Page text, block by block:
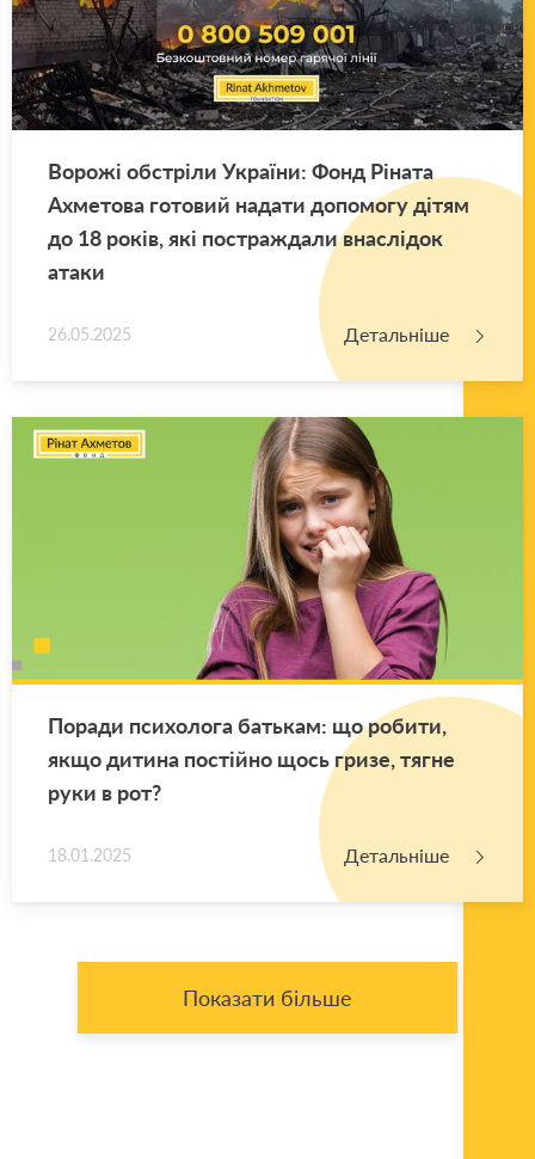
Во­ро­жі об­стрі­ли Укра­ї­ни: Фонд Рі­на­та
Ахме­то­ва го­то­вий на­да­ти до­по­мо­гу дітям
до 18 років, які по­стра­жда­ли вна­слі­док
атаки
26.05.2025 Детальніше
По­ра­ди пси­хо­ло­га ба­тькам: що ро­би­ти,
якщо ди­ти­на по­стій­но щось гризе, тягне
руки в рот?
18.01.2025 Детальніше
Показати більше